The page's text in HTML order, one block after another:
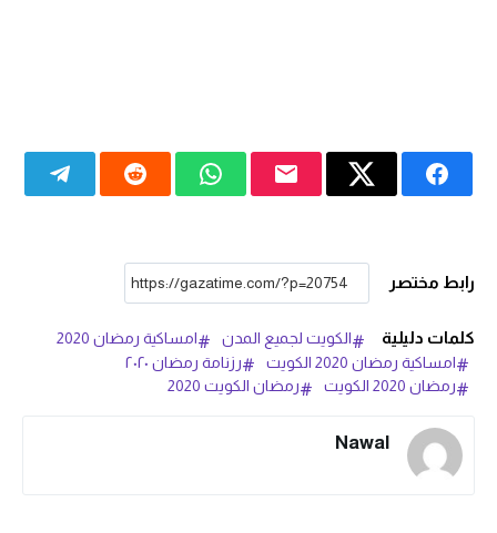
رابط مختصر
كلمات دليلية الكويت لجميع المدن
امساكية رمضان 2020
امساكية رمضان 2020 الكويت
رزنامة رمضان ٢٠٢٠
رمضان 2020 الكويت
رمضان الكويت 2020
Nawal